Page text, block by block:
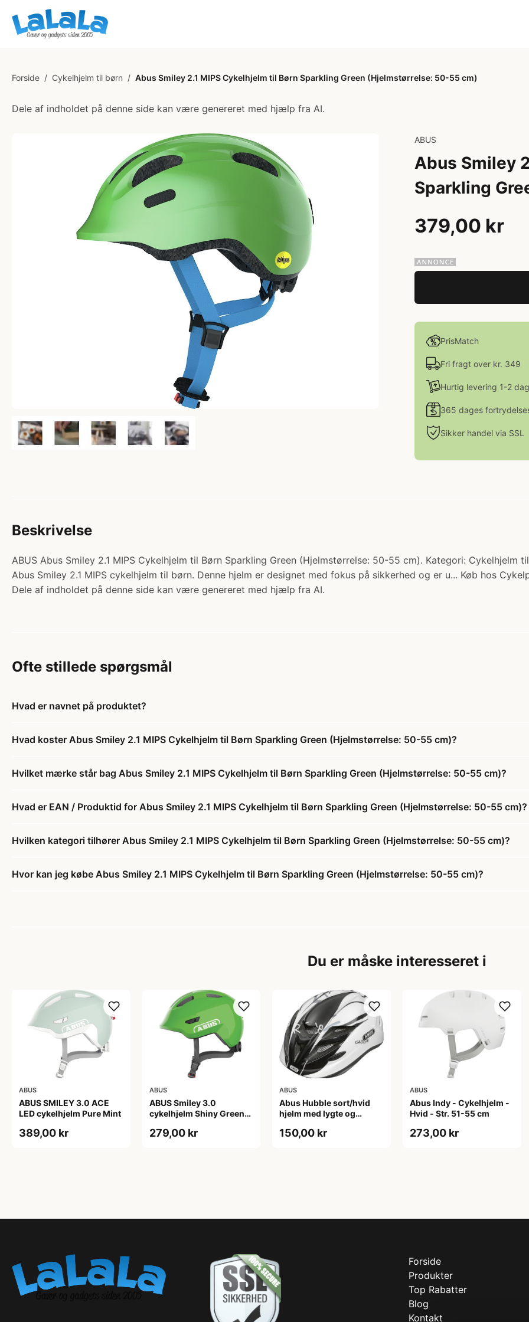
Forside / Cykelhjelm til børn / Abus Smiley 2.1 MIPS Cykelhjelm til Børn Sparkling Green (Hjelmstørrelse: 50-55 cm)
Dele af indholdet på denne side kan være genereret med hjælp fra AI.
ABUS
Abus Smiley
Sparkling
379,00 kr
PrisMatch
Fri fragt over kr. 349
Hurtig levering 1-2
365 dages
Sikker handel via SSL
Beskrivelse
ABUS Abus Smiley 2.1 MIPS Cykelhjelm til Børn Sparkling Green (Hjelmstørrelse: 50-55 cm). Kategori:
Abus Smiley 2.1 MIPS cykelhjelm til børn. Denne hjelm er designet med fokus på sikkerhed og er u... Køb hos
Dele af indholdet på denne side kan være genereret med hjælp fra AI.
Ofte stillede spørgsmål
Hvad er navnet på produktet?
Hvad koster Abus Smiley 2.1 MIPS Cykelhjelm til Børn Sparkling Green (Hjelmstørrelse: 50-55 cm)?
Hvilket mærke står bag Abus Smiley 2.1 MIPS Cykelhjelm til Børn Sparkling Green (Hjelmstørrelse: 50-55 cm)?
Hvad er EAN / Produktid for Abus Smiley 2.1 MIPS Cykelhjelm til Børn Sparkling Green (Hjelmstørrelse: 50-55 cm)?
Hvilken kategori tilhører Abus Smiley 2.1 MIPS Cykelhjelm til Børn Sparkling Green (Hjelmstørrelse: 50-55 cm)?
Hvor kan jeg købe Abus Smiley 2.1 MIPS Cykelhjelm til Børn Sparkling Green (Hjelmstørrelse: 50-55 cm)?
Du er måske interesseret i
ABUS
ABUS SMILEY 3.0 ACE
LED cykelhjelm Pure Mint
389,00 kr
ABUS
ABUS Smiley 3.0
cykelhjelm Shiny Green
cm)
279,00 kr
ABUS
Abus Hubble sort/hvid
hjelm med lygte og
(Hjelmstørrelse: 46-52
150,00 kr
ABUS
Abus Indy - Cykelhjelm -
Hvid - Str. 51-55 cm
273,00 kr
Forside
Produkter
Top Rabatter
Blog
Kontakt